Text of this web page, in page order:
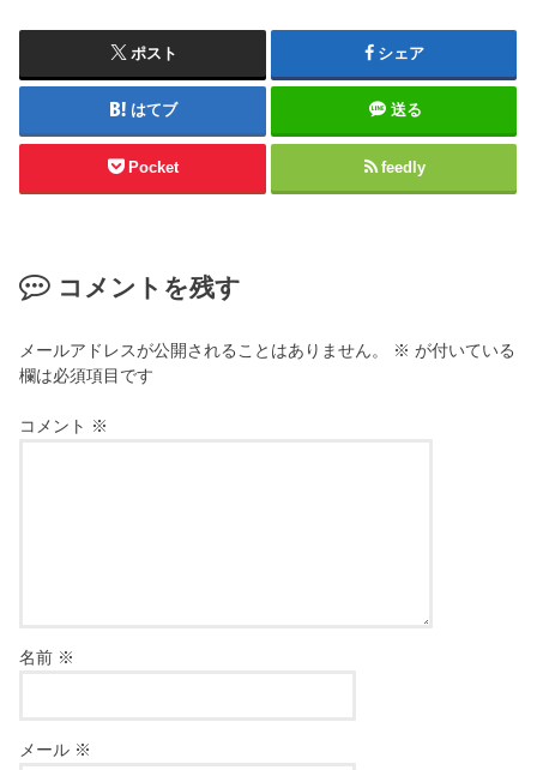
ポスト シェア
はてブ 送る
Pocket feedly
コメントを残す
メールアドレスが公開されることはありません。 ※ が付いている
欄は必須項目です
コメント ※
名前 ※
メール ※